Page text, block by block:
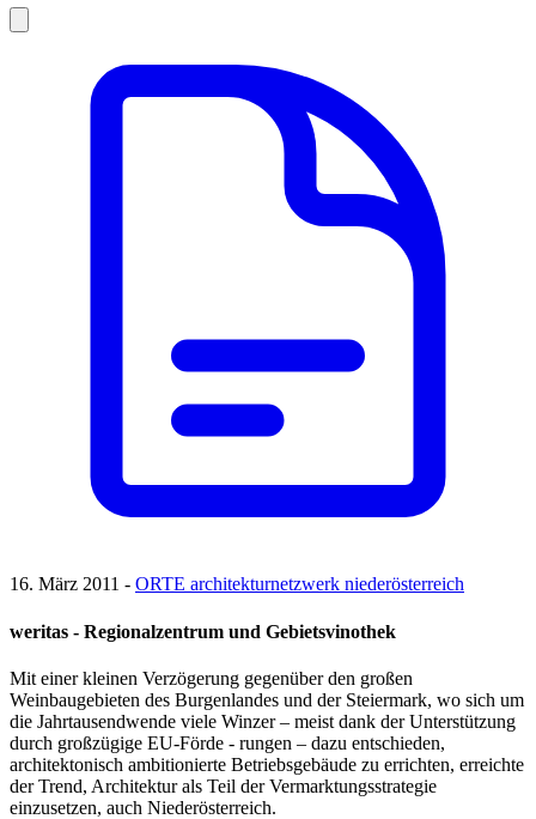
16. März 2011 - ORTE architekturnetzwerk niederösterreich
weritas - Regionalzentrum und Gebietsvinothek
Mit einer kleinen Verzögerung gegenüber den großen
Weinbaugebieten des Burgenlandes und der Steiermark, wo sich um
die Jahrtausendwende viele Winzer – meist dank der Unterstützung
durch großzügige EU-Förde - rungen – dazu entschieden,
architektonisch ambitionierte Betriebsgebäude zu errichten, erreichte
der Trend, Architektur als Teil der Vermarktungsstrategie
einzusetzen, auch Niederösterreich.